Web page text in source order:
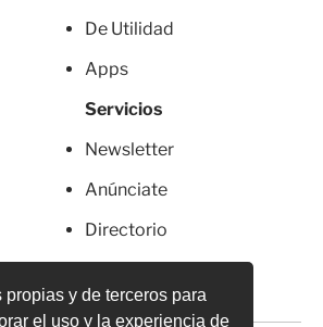
y de terceros para
el uso y la experiencia de
De Utilidad
Apps
Servicios
Newsletter
Anúnciate
Directorio